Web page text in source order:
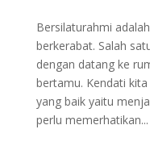
Bersilaturahmi
berkerabat. Salah
dengan datang ke
bertamu. Kendati
yang baik yaitu
perlu memerhatikan...